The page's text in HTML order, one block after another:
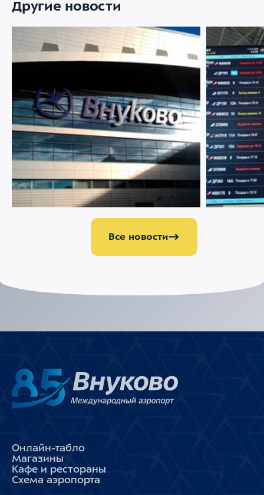
Другие новости
07 АВГУСТА 2026 2901
Ограничение движения в районе
Международного аэропорта Внуково
22 ИЮЛЯ 2026
Меняемся
Все новости
Онлайн-табло
Магазины
Кафе и рестораны
Схема аэропорта